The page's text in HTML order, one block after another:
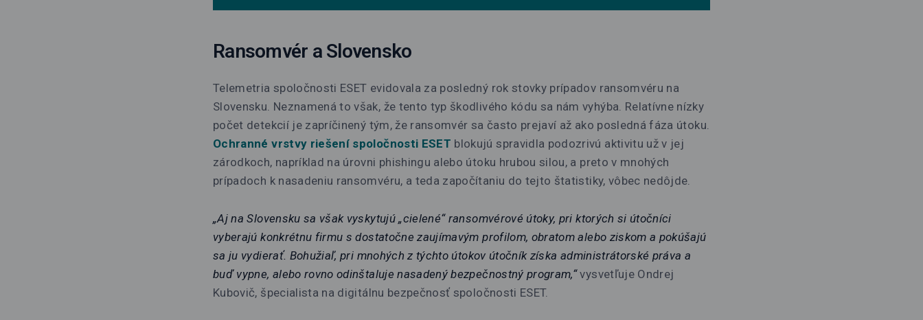
Ransomvér a Slovensko
Telemetria spoločnosti ESET evidovala za posledný rok stovky prípadov ransomvéru na
Slovensku. Neznamená to však, že tento typ škodlivého kódu sa nám vyhýba. Relatívne nízky
počet detekcií je zapríčinený tým, že ransomvér sa často prejaví až ako posledná fáza útoku.
Ochranné vrstvy riešení spoločnosti ESET blokujú spravidla podozrivú aktivitu už v jej
zárodkoch, napríklad na úrovni phishingu alebo útoku hrubou silou, a preto v mnohých
prípadoch k nasadeniu ransomvéru, a teda započítaniu do tejto štatistiky, vôbec nedôjde.
„Aj na Slovensku sa však vyskytujú „cielené“ ransomvérové útoky, pri ktorých si útočníci
vyberajú konkrétnu firmu s dostatočne zaujímavým profilom, obratom alebo ziskom a pokúšajú
sa ju vydierať. Bohužiaľ, pri mnohých z týchto útokov útočník získa administrátorské práva a
buď vypne, alebo rovno odinštaluje nasadený bezpečnostný program,“vysvetľuje Ondrej
Kubovič, špecialista na digitálnu bezpečnosť spoločnosti ESET.